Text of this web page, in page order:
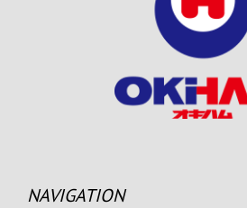
NAVIGATION